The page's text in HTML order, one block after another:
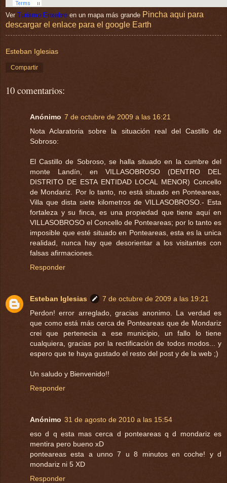
Ver Turismo Enxebre en un mapa más grande Pincha aqui para
descargar el enlace para el google Earth
Esteban Iglesias
Compartir
10 comentarios:
Anónimo 7 de octubre de 2009 a las 16:21
Nota Aclaratoria sobre la situación real del Castillo de
Sobroso:
El Castillo de Sobroso, se halla situado en la cumbre del
monte Landín, en VILLASOBROSO (DENTRO DEL
DISTRITO DE ESTA ENTIDAD LOCAL MENOR) Concello
de Mondariz. Por lo tanto, no está situado en Ponteareas,
Villa que dista siete kilometros de VILLASOBROSO.- Esta
fortaleza y su finca, es una propiedad que tiene aquí en
VILLASOBROSO el Concello de Ponteareas; por lo tanto es
imposible que esté situado en Ponteareas, esta es la unica
realidad, nunca hay que desorientar a los visitantes con
falsas afirmaciones.
Responder
Esteban Iglesias
7 de octubre de 2009 a las 19:21
Perdon! error arreglado, gracias anonimo. La verdad es
que como está más cerca de Ponteareas que de Mondariz
crei que pertenecia a ese municipio, un fallo lo tiene
cualquiera, gracias por la rectificación de todos modos... y
espero que te haya gustado el resto del post y de la web ;)
Un saludo y Bienvenido!!
Responder
Anónimo 31 de agosto de 2010 a las 15:54
eso d q esta mas cerca d ponteareas q d mondariz es
mentira pero bueno xD
ponteareas esta a unno 7 u 8 minutos en coche! y d
mondariz ni 5 XD
Responder